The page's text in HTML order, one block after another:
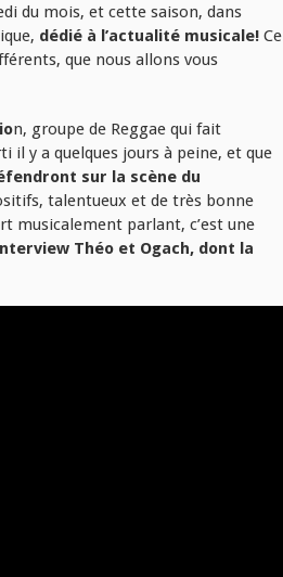
du mois, et cette saison, dans
dédié à l’actualité musicale!Ce
que nous allons vous
n, groupe de Reggae qui fait
il y a quelques jours à peine, et que
sur la scène du
talentueux et de très bonne
musicalement parlant, c’est une
Théo et Ogach, dont la